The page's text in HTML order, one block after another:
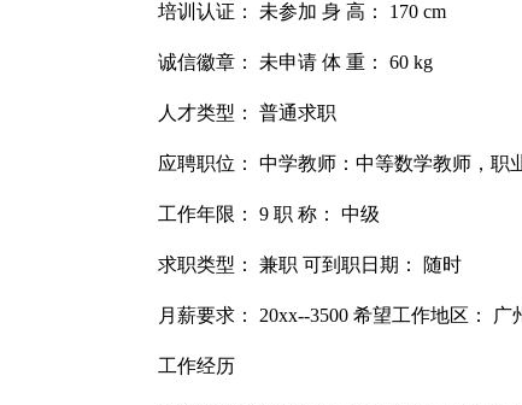
培训认证： 未参加 身 高： 170 cm
诚信徽章： 未申请 体 重： 60 kg
人才类型： 普通求职
应聘职位： 中学教师：中等数学教师，职
工作年限： 9 职 称： 中级
求职类型： 兼职 可到职日期： 随时
月薪要求： 20xx--3500 希望工作地区： 广
工作经历